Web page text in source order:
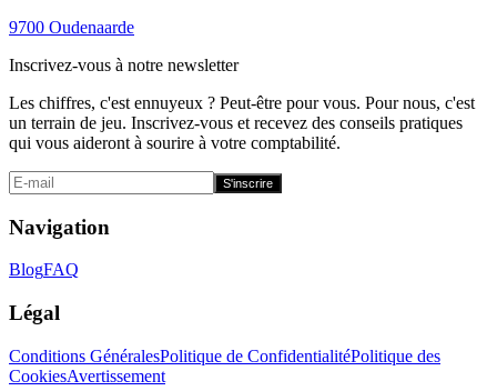
9700 Oudenaarde
Inscrivez-vous à notre newsletter
Les chiffres, c'est ennuyeux ? Peut-être pour vous. Pour nous, c'est
un terrain de jeu. Inscrivez-vous et recevez des conseils pratiques
qui vous aideront à sourire à votre comptabilité.
S'inscrire
Navigation
BlogFAQ
Légal
Conditions GénéralesPolitique de ConfidentialitéPolitique des
CookiesAvertissement